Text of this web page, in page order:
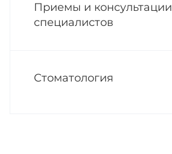
Приемы и консультации
специалистов
Стоматология